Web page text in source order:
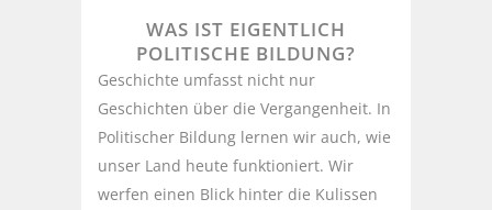
WAS IST EIGENTLICH
POLITISCHE BILDUNG?
Geschichte umfasst nicht nur
Geschichten über die Vergangenheit. In
Politischer Bildung lernen wir auch, wie
unser Land heute funktioniert. Wir
werfen einen Blick hinter die Kulissen